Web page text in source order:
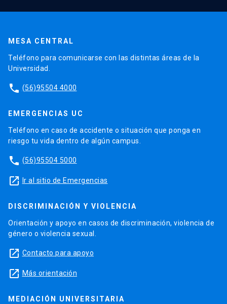
MESA CENTRAL
Teléfono para comunicarse con las distintas áreas de la
Universidad.
phone (56)95504 4000
EMERGENCIAS UC
Teléfono en caso de accidente o situación que ponga en
riesgo tu vida dentro de algún campus.
phone (56)95504 5000
launch Ir al sitio de Emergencias
DISCRIMINACIÓN Y VIOLENCIA
Orientación y apoyo en casos de discriminación, violencia de
género o violencia sexual.
launch Contacto para apoyo
launch Más orientación
MEDIACIÓN UNIVERSITARIA